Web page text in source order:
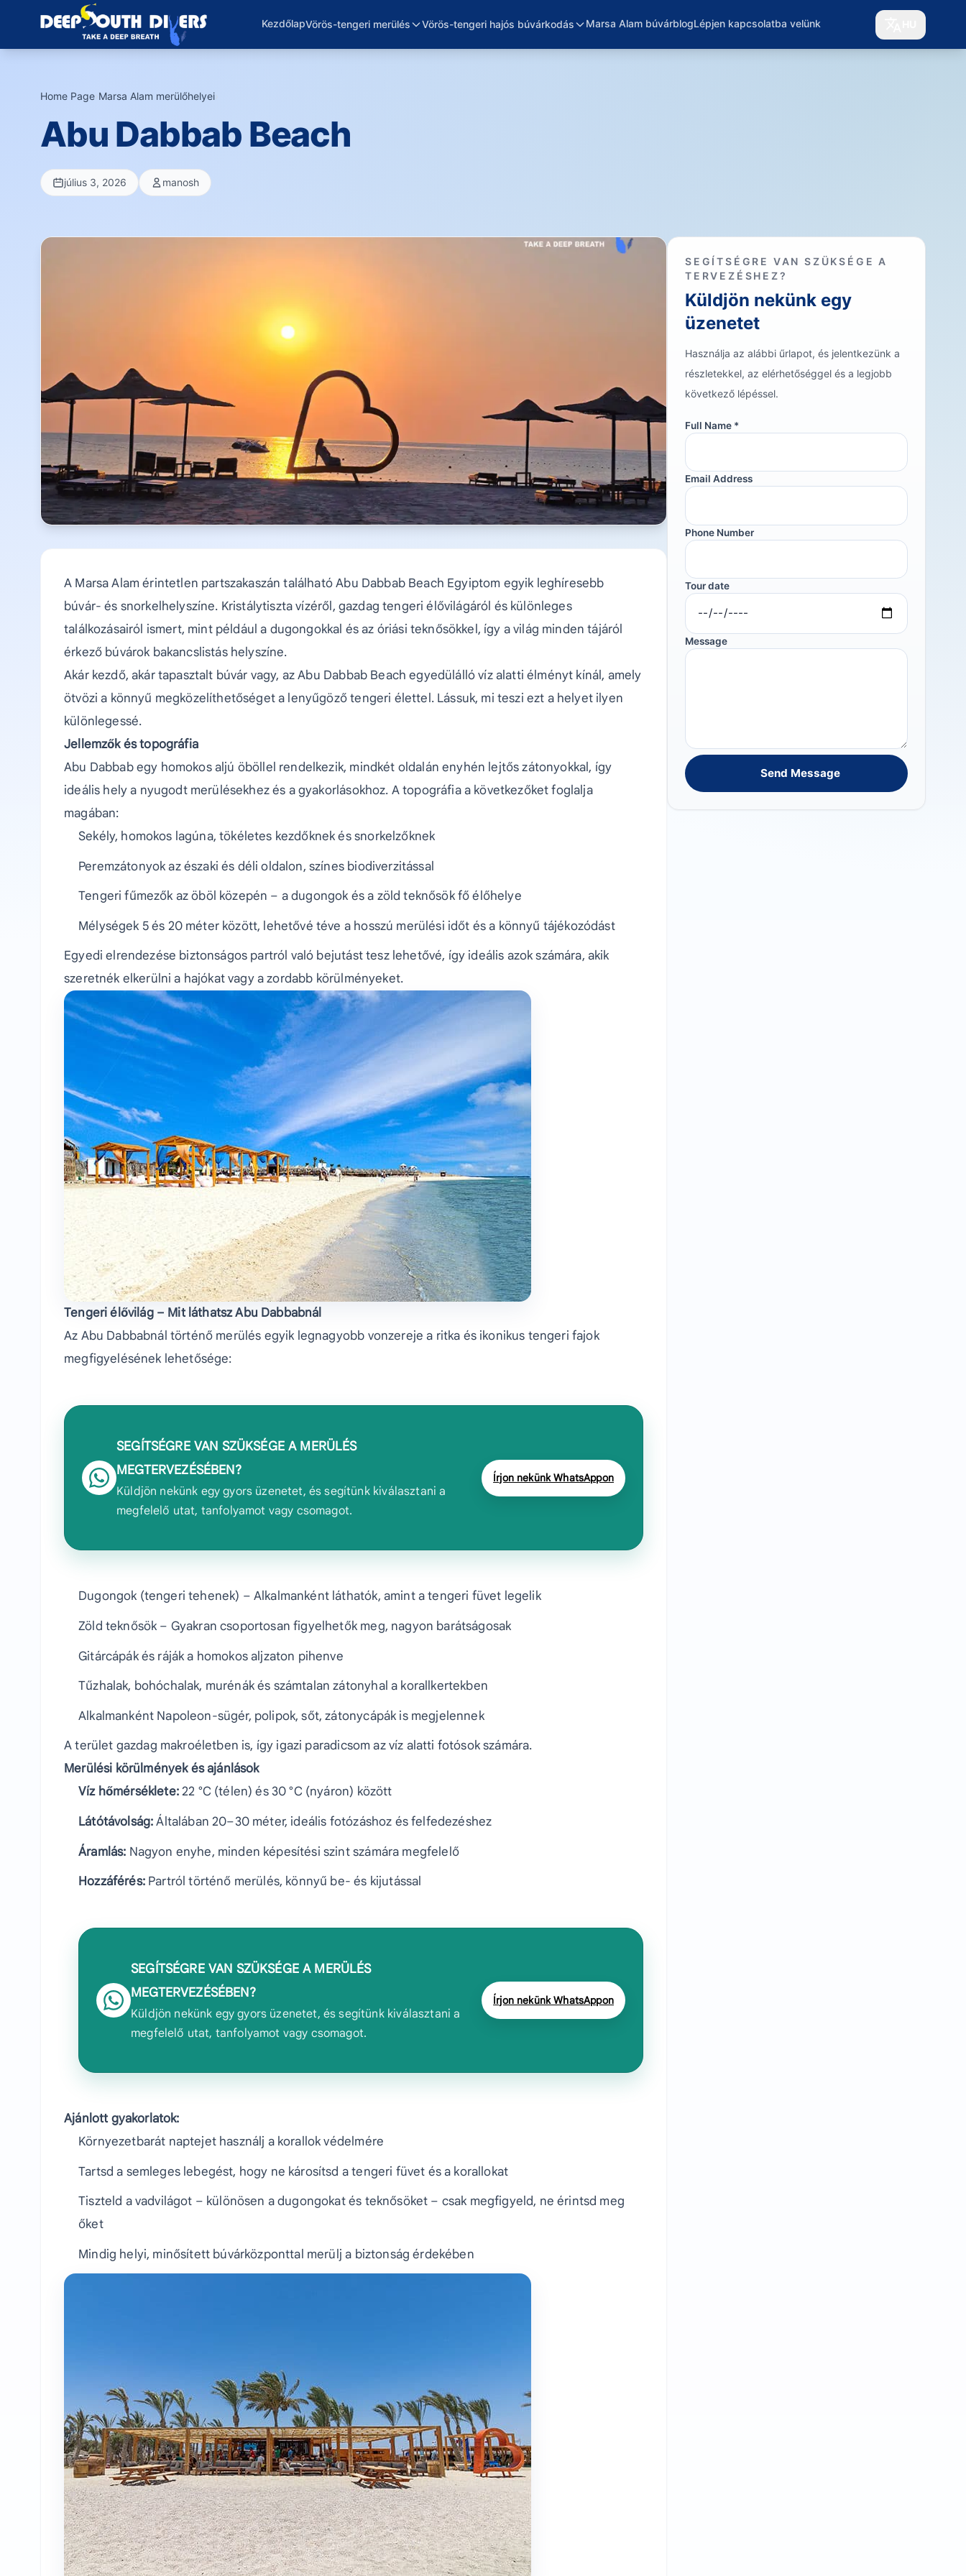
KezdőlapVörös-tengeri merülés Vörös-tengeri hajós búvárkodás Marsa Alam búvárblogLépjen kapcsolatba velünk
Home Page›Marsa Alam merülőhelyei
Abu Dabbab Beach
július 3, 2026 manosh
A Marsa Alam érintetlen partszakaszán található Abu Dabbab Beach Egyiptom egyik leghíresebb
búvár- és snorkelhelyszíne. Kristálytiszta vízéről, gazdag tengeri élővilágáról és különleges
találkozásairól ismert, mint például a dugongokkal és az óriási teknősökkel, így a világ minden tájáról
érkező búvárok bakancslistás helyszíne.
Akár kezdő, akár tapasztalt búvár vagy, az Abu Dabbab Beach egyedülálló víz alatti élményt kínál, amely
ötvözi a könnyű megközelíthetőséget a lenyűgöző tengeri élettel. Lássuk, mi teszi ezt a helyet ilyen
különlegessé.
Jellemzők és topográfia
Abu Dabbab egy homokos aljú öböllel rendelkezik, mindkét oldalán enyhén lejtős zátonyokkal, így
ideális hely a nyugodt merülésekhez és a gyakorlásokhoz. A topográfia a következőket foglalja
magában:
Sekély, homokos lagúna, tökéletes kezdőknek és snorkelzőknek
Peremzátonyok az északi és déli oldalon, színes biodiverzitással
Tengeri fűmezők az öböl közepén – a dugongok és a zöld teknősök fő élőhelye
Mélységek 5 és 20 méter között, lehetővé téve a hosszú merülési időt és a könnyű tájékozódást
Egyedi elrendezése biztonságos partról való bejutást tesz lehetővé, így ideális azok számára, akik
szeretnék elkerülni a hajókat vagy a zordabb körülményeket.
Tengeri élővilág – Mit láthatsz Abu Dabbabnál
Az Abu Dabbabnál történő merülés egyik legnagyobb vonzereje a ritka és ikonikus tengeri fajok
megfigyelésének lehetősége:
SEGÍTSÉGRE VAN SZÜKSÉGE A MERÜLÉS
MEGTERVEZÉSÉBEN?
Küldjön nekünk egy gyors üzenetet, és segítünk kiválasztani a
megfelelő utat, tanfolyamot vagy csomagot.
Írjon nekünk WhatsAppon
Dugongok (tengeri tehenek) – Alkalmanként láthatók, amint a tengeri füvet legelik
Zöld teknősök – Gyakran csoportosan figyelhetők meg, nagyon barátságosak
Gitárcápák és ráják a homokos aljzaton pihenve
Tűzhalak, bohóchalak, murénák és számtalan zátonyhal a korallkertekben
Alkalmanként Napoleon-sügér, polipok, sőt, zátonycápák is megjelennek
A terület gazdag makroéletben is, így igazi paradicsom az víz alatti fotósok számára.
Merülési körülmények és ajánlások
Víz hőmérséklete:22 °C (télen) és 30 °C (nyáron) között
Látótávolság:Általában 20–30 méter, ideális fotózáshoz és felfedezéshez
Áramlás: Nagyon enyhe, minden képesítési szint számára megfelelő
Hozzáférés:Partról történő merülés, könnyű be- és kijutással
SEGÍTSÉGRE VAN SZÜKSÉGE A MERÜLÉS
MEGTERVEZÉSÉBEN?
Küldjön nekünk egy gyors üzenetet, és segítünk kiválasztani a
megfelelő utat, tanfolyamot vagy csomagot.
Írjon nekünk WhatsAppon
Ajánlott gyakorlatok:
Környezetbarát naptejet használj a korallok védelmére
Tartsd a semleges lebegést, hogy ne károsítsd a tengeri füvet és a korallokat
Tiszteld a vadvilágot – különösen a dugongokat és teknősöket – csak megfigyeld, ne érintsd meg
őket
Mindig helyi, minősített búvárközponttal merülj a biztonság érdekében
SEGÍTSÉGRE VAN SZÜKSÉGE A
TERVEZÉSHEZ?
Küldjön nekünk egy
üzenetet
Használja az alábbi űrlapot, és jelentkezünk a
részletekkel, az elérhetőséggel és a legjobb
következő lépéssel.
Full Name *
Email Address
Phone Number
Tour date
Message
Send Message